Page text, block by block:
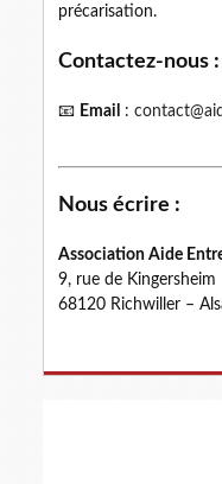
précarisation.
Contactez-nous :
📧 Email :
Nous écrire :
Association Aide
9, rue de Kingersheim
68120 Richwiller –